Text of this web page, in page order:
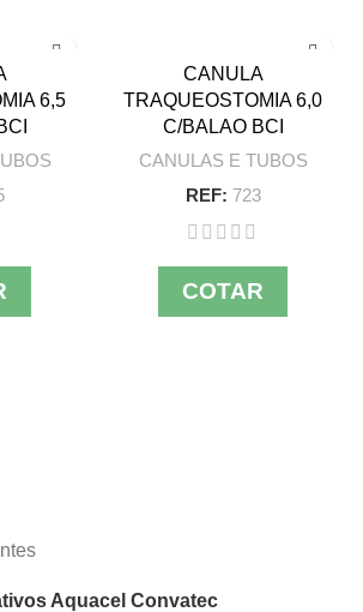
6,5
CANULA
TRAQUEOSTOMIA 6,0
C/BALAO BCI
CANULAS E TUBOS
REF: 723
COTAR
Aquacel Convatec